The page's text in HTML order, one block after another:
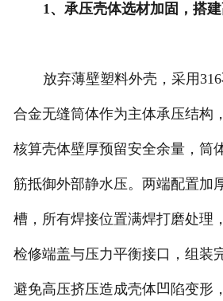
1、承压壳体选材加固，搭
放弃薄壁塑料外壳，采用
合金无缝筒体作为主体承压结构
核算壳体壁厚预留安全余量，筒
筋抵御外部静水压。两端配置加
槽，所有焊接位置满焊打磨处理
检修端盖与压力平衡接口，组装
避免高压挤压造成壳体凹陷变形